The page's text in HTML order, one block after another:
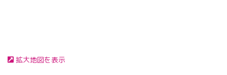
拡大地図を表示